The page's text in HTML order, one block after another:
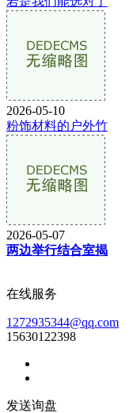
2026-05-10
粉饰材料的户外竹
2026-05-07
两边举行结合室揭
在线服务
1272935344@qq.com
15630122398
发送询盘